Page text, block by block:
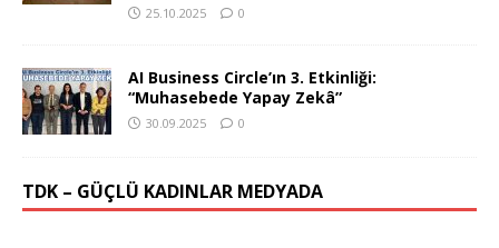
25.10.2025 0
AI Business Circle’ın 3. Etkinliği:
“Muhasebede Yapay Zekâ”
30.09.2025 0
TDK – GÜÇLÜ KADINLAR MEDYADA